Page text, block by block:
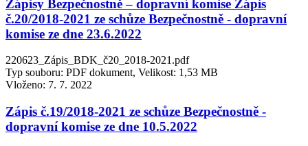
Zápisy Bezpečnostně – dopravní komise Zápis
č.20/2018-2021 ze schůze Bezpečnostně - dopravní
komise ze dne 23.6.2022
220623_Zápis_BDK_č20_2018-2021.pdf
Typ souboru: PDF dokument, Velikost: 1,53 MB
Vloženo: 7. 7. 2022
Zápis č.19/2018-2021 ze schůze Bezpečnostně -
dopravní komise ze dne 10.5.2022